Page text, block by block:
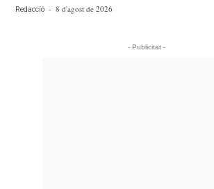
Redacció - 8 d'agost de 2026
- Publicitat -